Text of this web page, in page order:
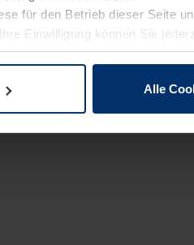
für den Betrieb dieser Seite
Einwilligung können Sie
oder widerrufen.
Alle